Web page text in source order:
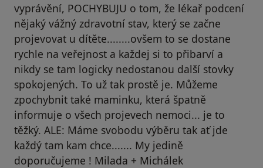
vyprávění, POCHYBUJU o tom, že lékař podcení
nějaký vážný zdravotní stav, který se začne
projevovat u dítěte........ovšem to se dostane
rychle na veřejnost a každej si to přibarví a
nikdy se tam logicky nedostanou další stovky
spokojených. To už tak prostě je. Můžeme
zpochybnit také maminku, která špatně
informuje o všech projevech nemoci... je to
těžký. ALE: Máme svobodu výběru tak ať jde
každý tam kam chce....... My jedině
doporučujeme ! Milada + Michálek